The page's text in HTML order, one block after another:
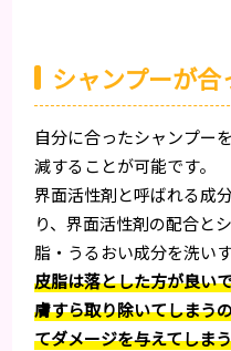
シャンプーが合
自分に合ったシャンプー
減することが可能です。
界面活性剤と呼ばれる成
り、界面活性剤の配合と
脂・うるおい成分を洗い
皮脂は落とした方が良い
膚すら取り除いてしまう
てダメージを与えてしまう